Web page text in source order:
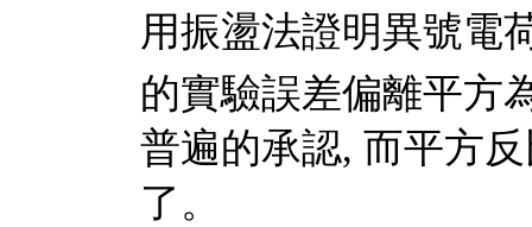
用振盪法證明異號電
的實驗誤差偏離平方
普遍的承認, 而平方
了。